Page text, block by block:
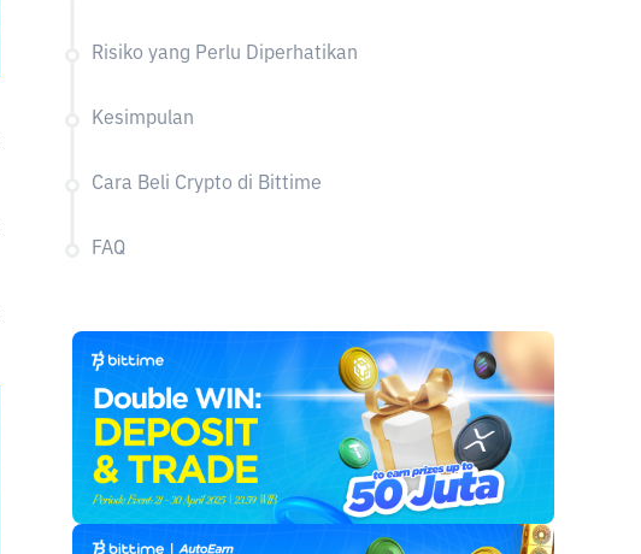
Risiko yang Perlu Diperhatikan
Kesimpulan
Cara Beli Crypto di Bittime
FAQ